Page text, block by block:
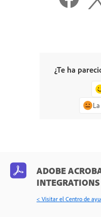
¿Te ha
ADOBE
INTEGRATIONS
< Visitar el Centro de